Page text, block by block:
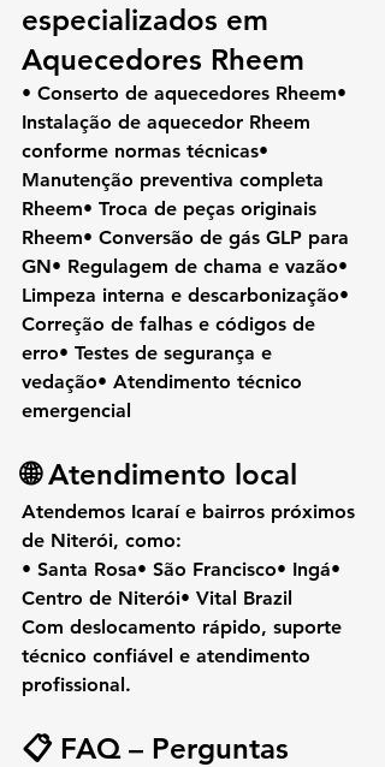
especializados em
Aquecedores Rheem
• Conserto de aquecedores Rheem•
Instalação de aquecedor Rheem
conforme normas técnicas•
Manutenção preventiva completa
Rheem• Troca de peças originais
Rheem• Conversão de gás GLP para
GN• Regulagem de chama e vazão•
Limpeza interna e descarbonização•
Correção de falhas e códigos de
erro• Testes de segurança e
vedação• Atendimento técnico
emergencial
🌐 Atendimento local
Atendemos Icaraí e bairros próximos
de Niterói, como:
• Santa Rosa• São Francisco• Ingá•
Centro de Niterói• Vital Brazil
Com deslocamento rápido, suporte
técnico confiável e atendimento
profissional.
📋 FAQ – Perguntas